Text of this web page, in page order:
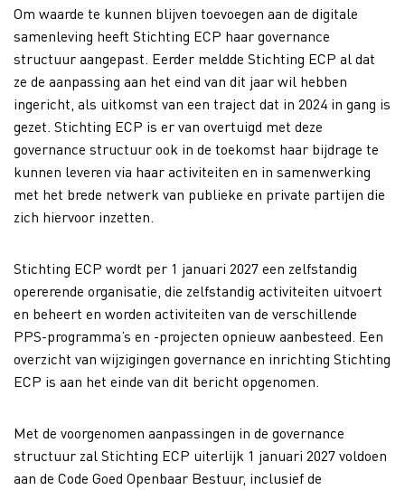
Om waarde te kunnen blijven toevoegen aan de digitale
samenleving heeft Stichting ECP haar governance
structuur aangepast. Eerder meldde Stichting ECP al dat
ze de aanpassing aan het eind van dit jaar wil hebben
ingericht, als uitkomst van een traject dat in 2024 in gang is
gezet. Stichting ECP is er van overtuigd met deze
governance structuur ook in de toekomst haar bijdrage te
kunnen leveren via haar activiteiten en in samenwerking
met het brede netwerk van publieke en private partijen die
zich hiervoor inzetten.
Stichting ECP wordt per 1 januari 2027 een zelfstandig
opererende organisatie, die zelfstandig activiteiten uitvoert
en beheert en worden activiteiten van de verschillende
PPS-programma’s en -projecten opnieuw aanbesteed. Een
overzicht van wijzigingen governance en inrichting Stichting
ECP is aan het einde van dit bericht opgenomen.
Met de voorgenomen aanpassingen in de governance
structuur zal Stichting ECP uiterlijk 1 januari 2027 voldoen
aan de Code Goed Openbaar Bestuur, inclusief de